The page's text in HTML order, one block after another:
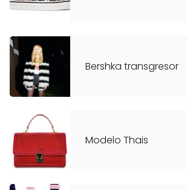
Bershka transgresor
Modelo Thais